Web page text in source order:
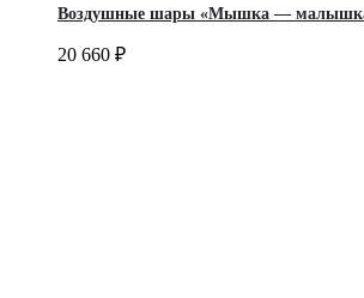
Воздушные шары «Мышка —
20 660 ₽